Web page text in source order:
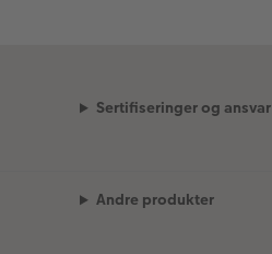
Sertifiseringer og ansvar
Andre produkter